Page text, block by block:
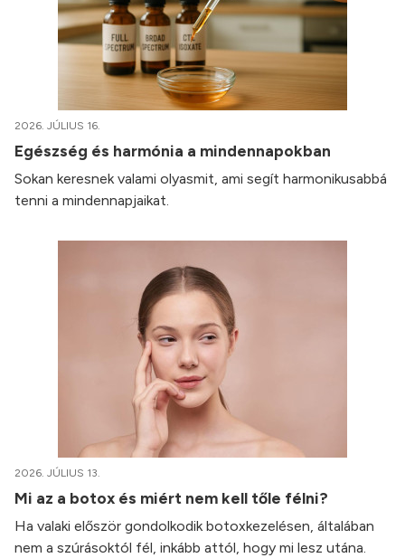
2026. JÚLIUS 16.
Egészség és harmónia a mindennapokban
Sokan keresnek valami olyasmit, ami segít harmonikusabbá
tenni a mindennapjaikat.
2026. JÚLIUS 13.
Mi az a botox és miért nem kell tőle félni?
Ha valaki először gondolkodik botoxkezelésen, általában
nem a szúrásoktól fél, inkább attól, hogy mi lesz utána.